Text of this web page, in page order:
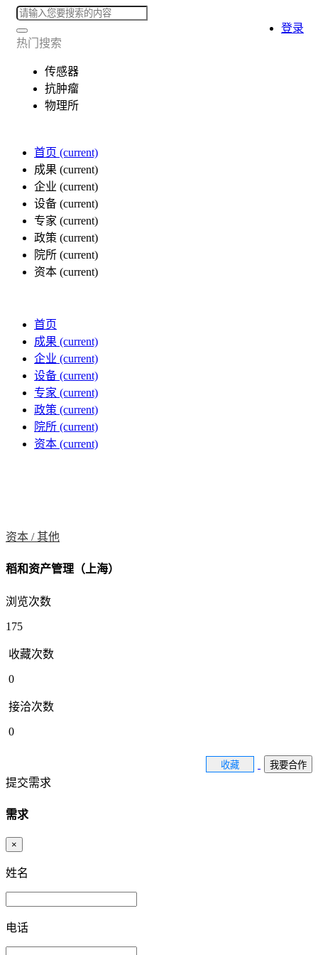
热门搜索
传感器
抗肿瘤
物理所
首页 (current)
成果 (current)
企业 (current)
设备 (current)
专家 (current)
政策 (current)
院所 (current)
资本 (current)
登录
首页
成果 (current)
企业 (current)
设备 (current)
专家 (current)
政策 (current)
院所 (current)
资本 (current)
资本 /其他
稻和资产管理（上海）
浏览次数
175
收藏次数
0
接洽次数
0
收藏 我要合作
提交需求
需求
×
姓名
电话